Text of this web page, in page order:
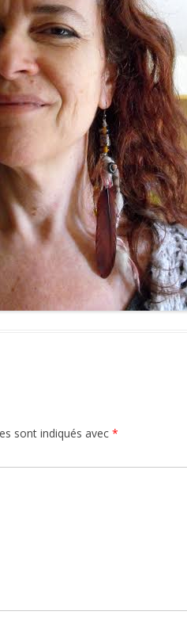
sont indiqués avec *